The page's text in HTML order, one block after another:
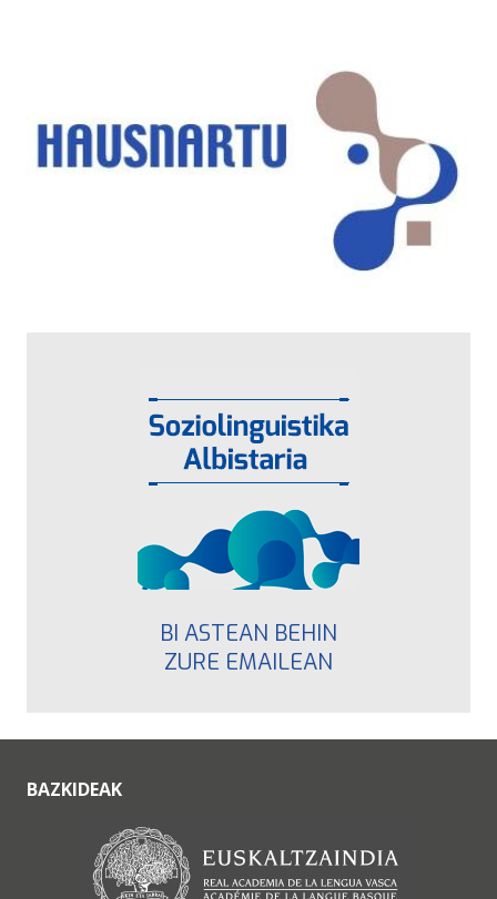
BI ASTEAN BEHIN
ZURE EMAILEAN
BAZKIDEAK